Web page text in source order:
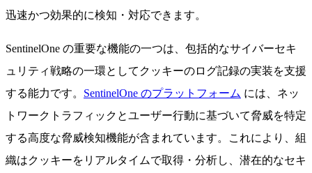
迅速かつ効果的に検知・対応できます。
SentinelOne の重要な機能の一つは、包括的なサイバーセキ
ュリティ戦略の一環としてクッキーのログ記録の実装を支援
する能力です。 SentinelOne のプラットフォーム には、ネッ
トワークトラフィックとユーザー行動に基づいて脅威を特定
する高度な脅威検知機能が含まれています。これにより、組
織はクッキーをリアルタイムで取得・分析し、潜在的なセキ